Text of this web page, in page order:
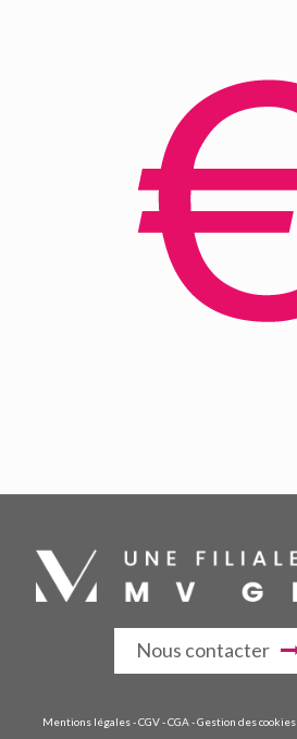
Nous contacter
Mentions légales-CGV-CGA-Gestion des cookies